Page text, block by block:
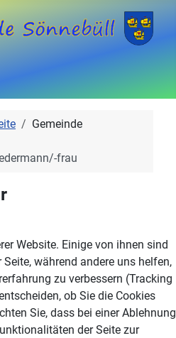
Gemeinde
frau
Website. Einige von ihnen sind
während andere uns helfen,
zu verbessern (Tracking
ob Sie die Cookies
Sie, dass bei einer Ablehnung
der Seite zur